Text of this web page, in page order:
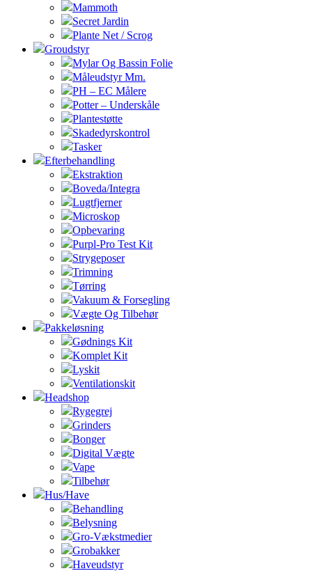
Mammoth
Secret Jardin
Plante Net / Scrog
Groudstyr
Mylar Og Bassin Folie
Måleudstyr Mm.
PH – EC Målere
Potter – Underskåle
Plantestøtte
Skadedyrskontrol
Tasker
Efterbehandling
Ekstraktion
Boveda/Integra
Lugtfjerner
Microskop
Opbevaring
Purpl-Pro Test Kit
Strygeposer
Trimning
Tørring
Vakuum & Forsegling
Vægte Og Tilbehør
Pakkeløsning
Gødnings Kit
Komplet Kit
Lyskit
Ventilationskit
Headshop
Rygegrej
Grinders
Bonger
Digital Vægte
Vape
Tilbehør
Hus/Have
Behandling
Belysning
Gro-Vækstmedier
Grobakker
Haveudstyr